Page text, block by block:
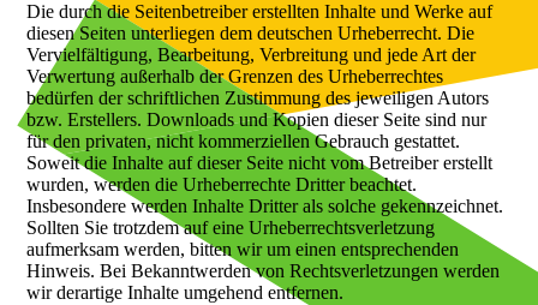
Die durch die Seitenbetreiber erstellten Inhalte und Werke auf
diesen Seiten unterliegen dem deutschen Urheberrecht. Die
Vervielfältigung, Bearbeitung, Verbreitung und jede Art der
Verwertung außerhalb der Grenzen des Urheberrechtes
bedürfen der schriftlichen Zustimmung des jeweiligen Autors
bzw. Erstellers. Downloads und Kopien dieser Seite sind nur
für den privaten, nicht kommerziellen Gebrauch gestattet.
Soweit die Inhalte auf dieser Seite nicht vom Betreiber erstellt
wurden, werden die Urheberrechte Dritter beachtet.
Insbesondere werden Inhalte Dritter als solche gekennzeichnet.
Sollten Sie trotzdem auf eine Urheberrechtsverletzung
aufmerksam werden, bitten wir um einen entsprechenden
Hinweis. Bei Bekanntwerden von Rechtsverletzungen werden
wir derartige Inhalte umgehend entfernen.